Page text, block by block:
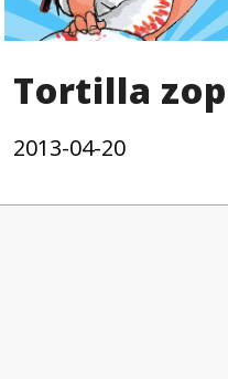
Tortilla
2013-04-20